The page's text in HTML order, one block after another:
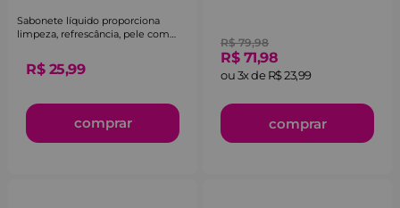
Sabonete líquido proporciona
limpeza, refrescância, pele com
mortas.
R$ 25,99
comprar
R$ 79,98
R$ 71,98
ou3x deR$23,99
comprar